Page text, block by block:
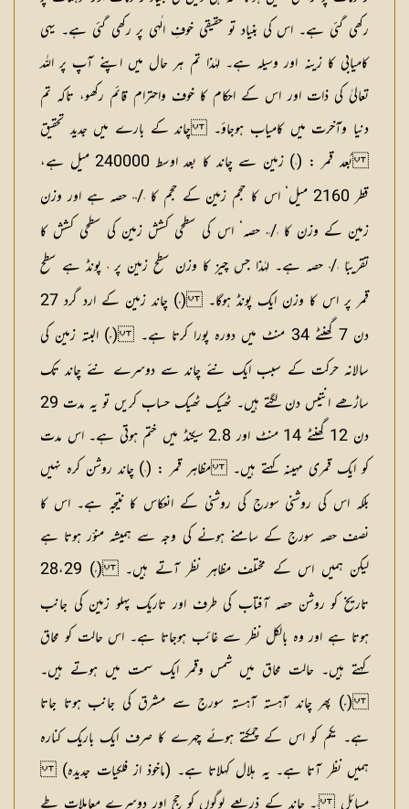
رکھی گئی ہے۔ اس کی بنیاد تو حقیقی خوفِ الٰہی پر رکھی گئی ہے۔ یہی
کامیابی کا زینہ اور وسیلہ ہے۔ لہٰذا تم ہر حال میں اپنے آپ پر اللہ
تعالیٰ کی ذات اور اس کے احکام کا خوف واحترام قائم رکھو، تاکہ تم
دنیا وآخرت میں کامیاب ہوجاؤ۔ چاند کے بارے میں جدید تحقیق
بُعد قمر : (١
) زمین سے چاند کا بعد اوسط 240000 میل ہے،
قطر 2160 میل‘ اس کا حجم زمین کے حجم کا
٤٩/١
حصہ ہے اور وزن
زمین کے وزن کا ٨١/١
حصہ‘ اس کی سطحی کشش زمین کی سطحی کشش کا
تقریبًا
٦/١ حصہ ہے۔ لہٰذا جس چیز کا وزن سطح زمین پر ٦ پونڈ ہے سطح
قمر پر اس کا وزن ایک پونڈ ہوگا۔ (٢
) چاند زمین کے ارد گرد 27
دن 7 گھنٹے 34 منٹ میں دورہ پورا کرتا ہے۔ (
٣) البتہ زمین کی
سالانہ حرکت کے سبب ایک نئے چاند سے دوسرے نئے چاند تک
ساڑھے انتیس دن لگتے ہیں۔ ٹھیک ٹھیک حساب کریں تو یہ مدت 29
دن 12 گھنٹے 14 منٹ اور 2.8 سیکنڈ میں ختم ہوتی ہے۔ اس مدت
کو ایک قمری مہینہ کہتے ہیں۔ مظاہر قمر : (١) چاند روشن کرہ نہیں
بلکہ اس کی روشنی سورج کی روشنی کے انعکاس کا نتیجہ ہے۔ اس کا
نصف حصہ سورج کے سامنے ہونے کی وجہ سے ہمیشہ منوّر ہوتا ہے
لیکن ہمیں اس کے مختلف مظاہر نظر آتے ہیں۔ (٢
) 28،29
تاریخ کو روشن حصہ آفتاب کی طرف اور تاریک پہلو زمین کی جانب
ہوتا ہے اور وہ بالکل نظر سے غائب ہوجاتا ہے۔ اس حالت کو محاق
کہتے ہیں۔ حالت محاق میں شمس وقمر ایک سمت میں ہوتے ہیں۔
(٣) پھر چاند آہستہ آہستہ سورج سے مشرق کی جانب ہوتا جاتا
ہے۔ یکم کو اس کے چمکتے ہوئے چہرے کا صرف ایک باریک کنارہ
ہمیں نظر آتا ہے۔ یہ ہلال کہلاتا ہے۔ (ماخوذ از فلکیات جدیدہ)
مسائل۔ چاند کے ذریعے لوگوں کو حج اور دوسرے معاملات طے